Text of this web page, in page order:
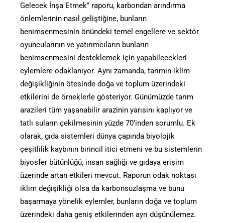
Gelecek İnşa Etmek” raporu, karbondan arındırma
önlemlerinin nasıl geliştiğine, bunların
benimsenmesinin önündeki temel engellere ve sektör
oyuncularının ve yatırımcıların bunların
benimsenmesini desteklemek için yapabilecekleri
eylemlere odaklanıyor. Aynı zamanda, tarımın iklim
değişikliğinin ötesinde doğa ve toplum üzerindeki
etkilerini de örneklerle gösteriyor. Günümüzde tarım
arazileri tüm yaşanabilir arazinin yarısını kaplıyor ve
tatlı suların çekilmesinin yüzde 70’inden sorumlu. Ek
olarak, gıda sistemleri dünya çapında biyolojik
çeşitlilik kaybının birincil itici etmeni ve bu sistemlerin
biyosfer bütünlüğü, insan sağlığı ve gıdaya erişim
üzerinde artan etkileri mevcut. Raporun odak noktası
iklim değişikliği olsa da karbonsuzlaşma ve bunu
başarmaya yönelik eylemler, bunların doğa ve toplum
üzerindeki daha geniş etkilerinden ayrı düşünülemez.